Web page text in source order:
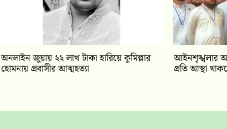
অনলাইন জুয়ায় ২২ লাখ টাকা হারিয়ে কুমিল্লার
হোমনায় প্রবাসীর আত্মহত্যা
আইনশৃঙ্খলার
প্রতি আস্থা